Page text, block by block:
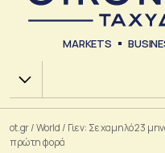
MARKETS
Χ.Α.
ot.gr/World / Γιεν: Σε χαμηλό 23
πρώτη φορά